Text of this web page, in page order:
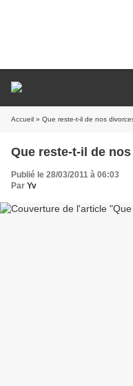
Accueil » Que reste-t-il de nos
Que reste-t-il de
Publié le 28/03/2011 à 06:03
Par Yv